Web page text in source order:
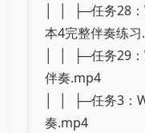
│ │ ├─任务28
本4完整伴奏练
│ │ ├─任务29
伴奏.mp4
│ │ ├─任务3：
奏.mp4